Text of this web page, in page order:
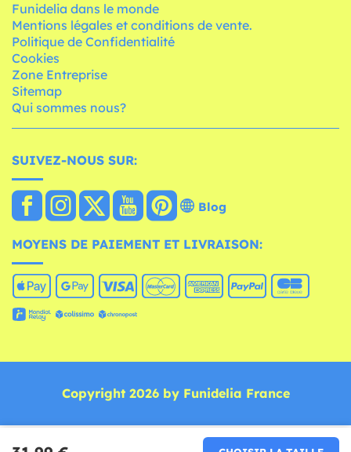
Funidelia dans le monde
Mentions légales et conditions de vente.
Politique de Confidentialité
Cookies
Zone Entreprise
Sitemap
Qui sommes nous?
SUIVEZ-NOUS SUR:
Blog
MOYENS DE PAIEMENT ET LIVRAISON:
Copyright 2026 by Funidelia France